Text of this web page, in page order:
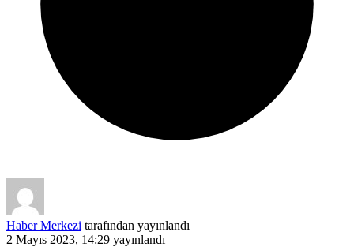
Haber Merkezi tarafından yayınlandı
2 Mayıs 2023, 14:29 yayınlandı